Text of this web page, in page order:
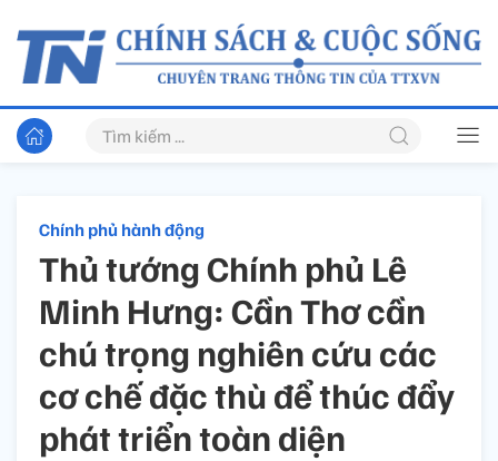
Chính phủ hành động
Thủ tướng Chính phủ Lê
Minh Hưng: Cần Thơ cần
chú trọng nghiên cứu các
cơ chế đặc thù để thúc đẩy
phát triển toàn diện